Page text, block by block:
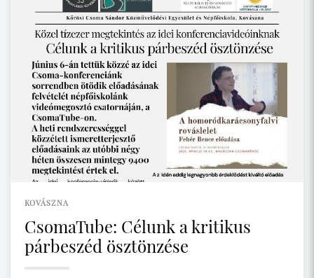
KOVÁSZNA
CsomaTube: Célunk a kritikus
párbeszéd ösztönzése